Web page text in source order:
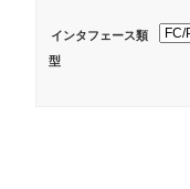
インタフェース類
型